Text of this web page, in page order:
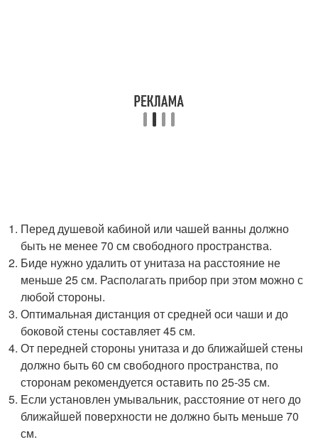
Перед душевой кабиной или чашей ванны должно
быть не менее 70 см свободного пространства.
Биде нужно удалить от унитаза на расстояние не
меньше 25 см. Располагать прибор при этом можно с
любой стороны.
Оптимальная дистанция от средней оси чаши и до
боковой стены составляет 45 см.
От передней стороны унитаза и до ближайшей стены
должно быть 60 см свободного пространства, по
сторонам рекомендуется оставить по 25-35 см.
Если установлен умывальник, расстояние от него до
ближайшей поверхности не должно быть меньше 70
см.